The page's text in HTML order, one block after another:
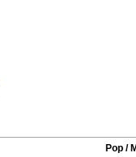
Pop /